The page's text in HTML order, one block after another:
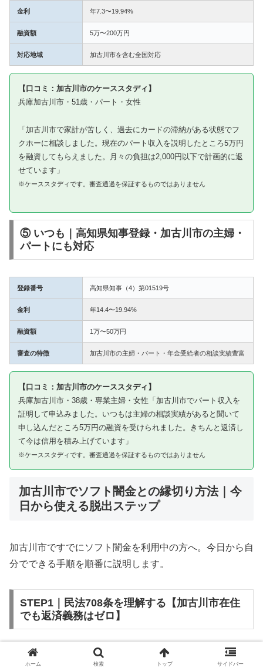
金利 年7.3〜19.94%
融資額 5万〜200万円
対応地域 加古川市を含む全国対応
【口コミ：加古川市のケーススタディ】
兵庫加古川市・51歳・パート・女性
「加古川市で家計が苦しく、過去にカードの滞納がある状態でフ
クホーに相談しました。現在のパート収入を説明したところ5万円
を融資してもらえました。月々の負担は2,000円以下で計画的に返
せています」
※ケーススタディです。審査通過を保証するものではありません
⑤ いつも｜高知県知事登録・加古川市の主婦・
パートにも対応
登録番号 高知県知事（4）第01519号
金利 年14.4〜19.94%
融資額 1万〜50万円
審査の特徴 加古川市の主婦・パート・年金受給者の相談実績豊富
【口コミ：加古川市のケーススタディ】
兵庫加古川市・38歳・専業主婦・女性「加古川市でパート収入を
証明して申込みました。いつもは主婦の相談実績があると聞いて
申し込んだところ5万円の融資を受けられました。きちんと返済し
て今は信用を積み上げています」
※ケーススタディです。審査通過を保証するものではありません
加古川市でソフト闇金との縁切り方法｜今
日から使える脱出ステップ
加古川市ですでにソフト闇金を利用中の方へ。今日から自
分でできる手順を順番に説明します。
STEP1｜民法708条を理解する【加古川市在住
でも返済義務はゼロ】
ソフト闇金を含む闇金との金銭消費貸借契約は、公序良俗
ホーム 検索 トップ サイドバー